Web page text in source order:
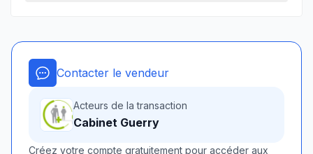
Contacter le vendeur
Acteurs de la transaction
Cabinet Guerry
Créez votre compte gratuitement pour accéder aux